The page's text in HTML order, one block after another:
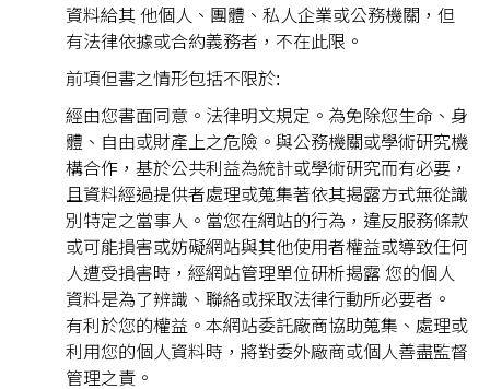
資料給其 他個人、團體、私人企業或公務機關，但
有法律依據或合約義務者，不在此限。
前項但書之情形包括不限於:
經由您書面同意。法律明文規定。為免除您生命、身
體、⾃由或財產上之危險。與公務機關或學術研究機
構合作，基於公共利益為統計或學術研究而有必要，
且資料經過提供者處理或蒐集著依其揭露方式無從識
別特定之當事人。當您在網站的行為，違反服務條款
或可能損害或妨礙網站與其他使⽤者權益或導致任何
人遭受損害時，經網站管理單位研析揭露 您的個人
資料是為了辨識、聯絡或採取法律行動所必要者。
有利於您的權益。本網站委託廠商協助蒐集、處理或
利⽤您的個人資料時，將對委外廠商或個人善盡監督
管理之責。